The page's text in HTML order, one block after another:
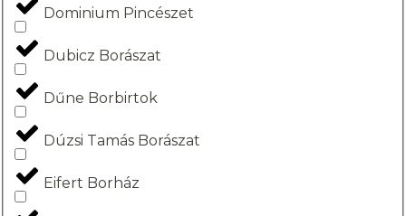
Dominium Pincészet
Dubicz Borászat
Dűne Borbirtok
Dúzsi Tamás Borászat
Eifert Borház